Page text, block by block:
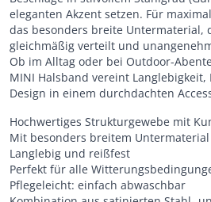
eleganten Akzent setzen. Für
das besonders breite Untermaterial,
gleichmäßig verteilt und
Ob im Alltag oder bei Outdoor-
MINI Halsband vereint
Design in einem durchdachten
Hochwertiges Strukturgewebe mit
Mit besonders breitem
Langlebig und reißfest
Perfekt für alle
Pflegeleicht: einfach abwaschbar